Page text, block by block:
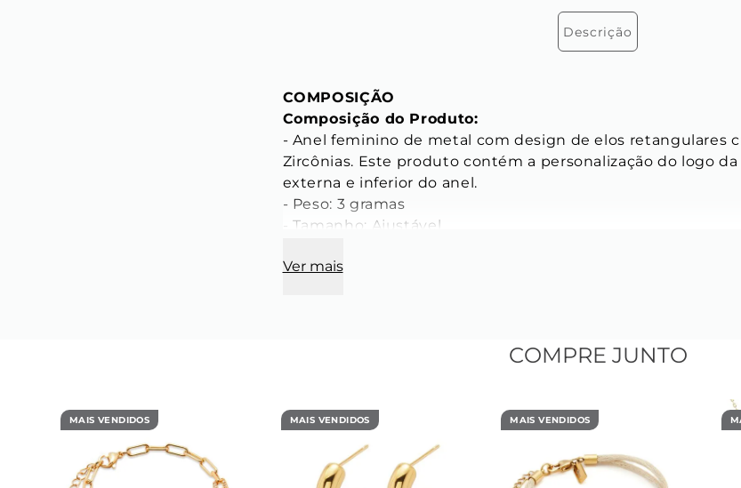
Descrição
COMPOSIÇÃO
Composição do Produto:
- Anel feminino de metal com design de elos retangulares
Zircônias. Este produto contém a personalização do logo
externa e inferior do anel.
- Peso: 3 gramas
- Tamanho: Ajustável
- Banho: Produto banhado a ouro 18K
- Cor: Dourado
Ver mais
COMPRE JUNTO
MAIS VENDIDOS MAIS VENDIDOS MAIS VENDIDOS